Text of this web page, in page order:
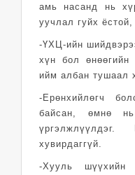
амь насанд нь
уучлал гуйх
-ҮХЦ-ийн
хүн бол
ийм албан тушаал
-Ерөнхийлөгч
байсан, өмнө
хувирдаггүй.
-Хууль шүүхийн